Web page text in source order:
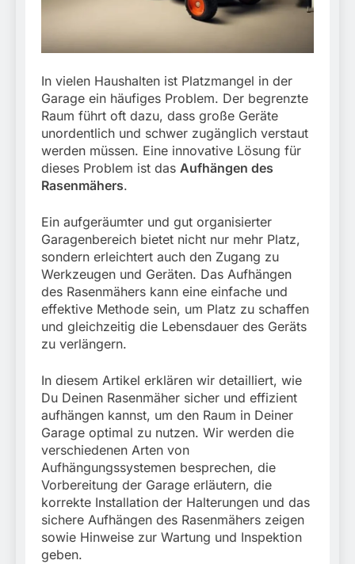
In vielen Haushalten ist Platzmangel in der
Garage ein häufiges Problem. Der begrenzte
Raum führt oft dazu, dass große Geräte
unordentlich und schwer zugänglich verstaut
werden müssen. Eine innovative Lösung für
dieses Problem ist das Aufhängen des
Rasenmähers.
Ein aufgeräumter und gut organisierter
Garagenbereich bietet nicht nur mehr Platz,
sondern erleichtert auch den Zugang zu
Werkzeugen und Geräten. Das Aufhängen
des Rasenmähers kann eine einfache und
effektive Methode sein, um Platz zu schaffen
und gleichzeitig die Lebensdauer des Geräts
zu verlängern.
In diesem Artikel erklären wir detailliert, wie
Du Deinen Rasenmäher sicher und effizient
aufhängen kannst, um den Raum in Deiner
Garage optimal zu nutzen. Wir werden die
verschiedenen Arten von
Aufhängungssystemen besprechen, die
Vorbereitung der Garage erläutern, die
korrekte Installation der Halterungen und das
sichere Aufhängen des Rasenmähers zeigen
sowie Hinweise zur Wartung und Inspektion
geben.